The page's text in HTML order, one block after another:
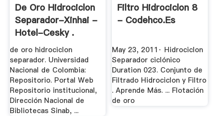
De Oro Hidrociclon
Separador-Xinhai -
Hotel-Cesky .
de oro hidrociclon
separador. Universidad
Nacional de Colombia:
Repositorio. Portal Web
Repositorio institucional,
Dirección Nacional de
Bibliotecas Sinab, ...
Filtro Hidrociclon 8
- Codehco.es
May 23, 2011· Hidrociclon
Separador ciclónico
Duration 023. Conjunto de
Filtrado Hidrociclon y Filtro
. Aprende Más. ... Flotación
de oro